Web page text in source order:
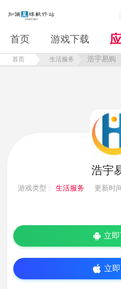
首页 游戏下载
首页 生活服务 浩宇易购
浩宇
游戏类型 : 生活服务 更新时
立
立